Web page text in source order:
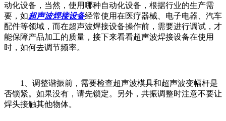
动化设备，当然，使用哪种自动化设备，根据行业的生产需
要，如超声波焊接设备经常使用在医疗器械、电子电器、汽车
配件等领域，而在超声波焊接设备操作前，需要进行调试，才
能保障产品加工的质量，接下来看看超声波焊接设备在使用
时，如何去调节频率。
1、调整谐振前，需要检查超声波模具和超声波变幅杆是
否锁紧。如果没有，请先锁定。另外，共振调整时注意不要让
焊头接触其他物体。